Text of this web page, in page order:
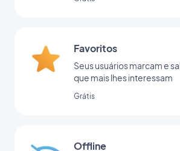
Favoritos
Seus usuários marcam e
que mais lhes interessam
Grátis
Offline